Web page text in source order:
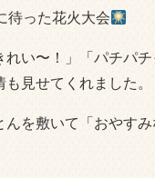
待った花火大会
い〜！」「パチパ
見せてくれました。
を敷いて「おやす